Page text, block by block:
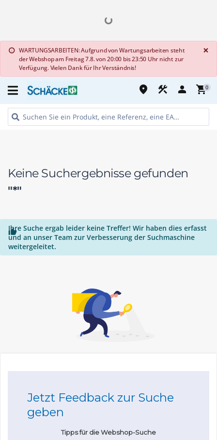
info WARTUNGSARBEITEN: Aufgrund von Wartungsarbeiten steht
der Webshop am Freitag 7.8. von 20:00 bis 23:50 Uhr nicht zur
Verfügung. Vielen Dank für Ihr Verständnis!
×
place construction person shopping_cart0
Keine Suchergebnisse gefunden
"*"

Ihre Suche ergab leider keine Treffer! Wir haben dies erfasst
und an unser Team zur Verbesserung der Suchmaschine
weitergeleitet.